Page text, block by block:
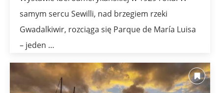
samym sercu Sewilli, nad brzegiem rzeki
Gwadalkiwir, rozciąga się Parque de María Luisa
– jeden …